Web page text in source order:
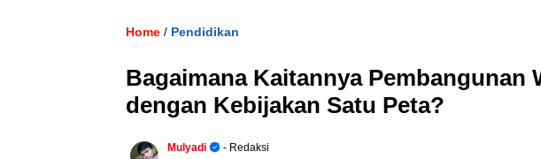
Home / Pendidikan
Bagaimana Kaitannya Pembangunan
dengan Kebijakan Satu Peta?
Mulyadi
- Redaksi